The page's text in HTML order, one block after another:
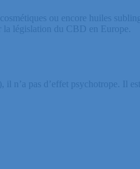
ou encore huiles
la législation du CBD en Europe.
pas d’effet psychotrope. Il